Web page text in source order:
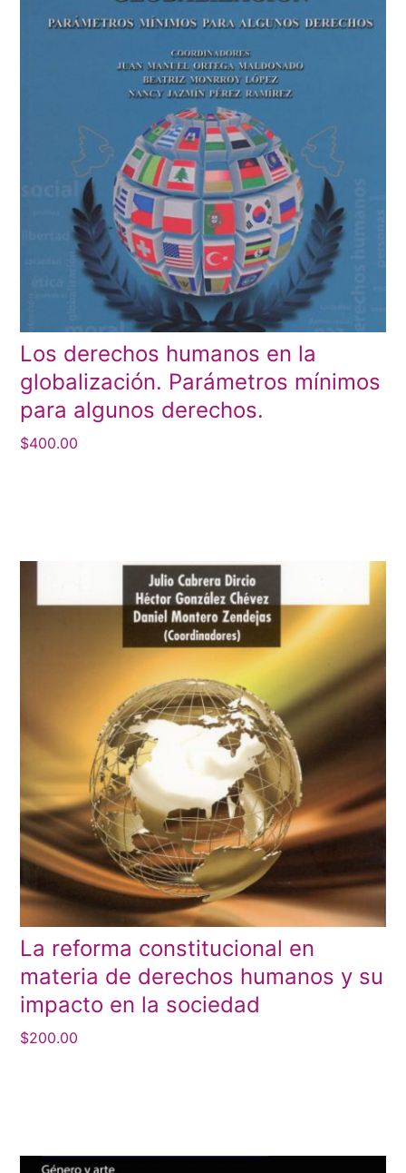
Los derechos humanos en la
globalización. Parámetros mínimos
para algunos derechos.
$400.00
La reforma constitucional en
materia de derechos humanos y su
impacto en la sociedad
$200.00